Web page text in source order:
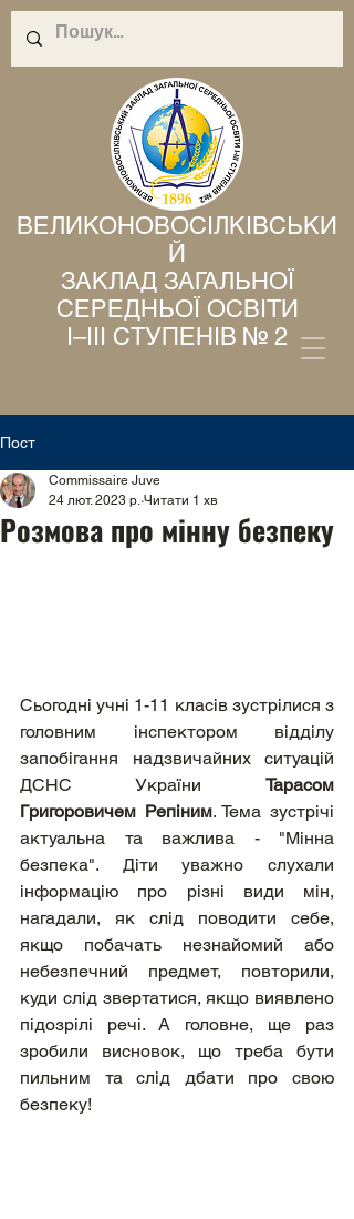
ВЕЛИКОНОВОСІЛКІВСЬКИ
Й
ЗАКЛАД ЗАГАЛЬНОЇ
СЕРЕДНЬОЇ ОСВІТИ
І–ІІІ СТУПЕНІВ № 2
Пост
Розмова про мінну безпеку
Commissaire Juve
24 лют. 2023 р. Читати 1 хв
Сьогодні учні 1-11 класів зустрілися з
головним інспектором відділу
запобігання надзвичайних ситуацій
ДСНС України Тарасом
Григоровичем Репіним. Тема зустрічі
актуальна та важлива - "Мінна
безпека". Діти уважно слухали
інформацію про різні види мін,
нагадали, як слід поводити себе,
якщо побачать незнайомий або
небезпечний предмет, повторили,
куди слід звертатися, якщо виявлено
підозрілі речі. А головне, ще раз
зробили висновок, що треба бути
пильним та слід дбати про свою
безпеку!